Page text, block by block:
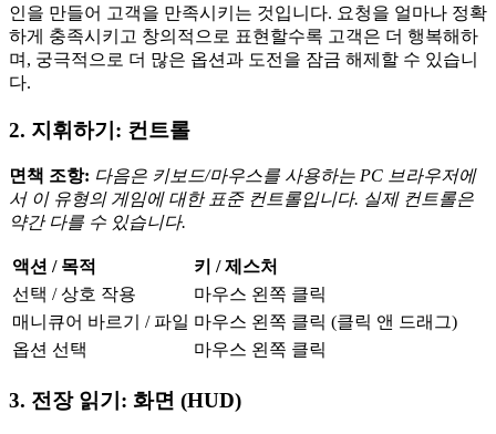
인을 만들어 고객을 만족시키는 것입니다. 요청을 얼마나 정확
하게 충족시키고 창의적으로 표현할수록 고객은 더 행복해하
며, 궁극적으로 더 많은 옵션과 도전을 잠금 해제할 수 있습니
다.
2. 지휘하기: 컨트롤
면책 조항: 다음은 키보드/마우스를 사용하는 PC 브라우저에
서 이 유형의 게임에 대한 표준 컨트롤입니다. 실제 컨트롤은
약간 다를 수 있습니다.
액션 / 목적
키 / 제스처
선택 / 상호 작용
마우스 왼쪽 클릭
매니큐어 바르기 / 파일 마우스 왼쪽 클릭 (클릭 앤 드래그)
옵션 선택
마우스 왼쪽 클릭
3. 전장 읽기: 화면 (HUD)